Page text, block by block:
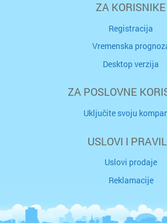
ZA KORISNIKE
Registracija
Vremenska
Desktop verzija
ZA POSLOVNE
Uključite svoju
USLOVI I
Uslovi prodaje
Reklamacije